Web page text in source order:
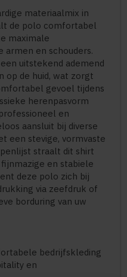
materiaalmix in
de polo comfortabel
maximale
armen en schouders.
uitstekend ademend
op de huid, wat zorgt
gevoel tijdens
herenpasvorm
en
aansluit bij diverse
een stevige, vormvaste
straalt dit shirt
en stabiele
deze polo zich bij
via zeefdruk of
borduring van uw
bedrijfskleding
en